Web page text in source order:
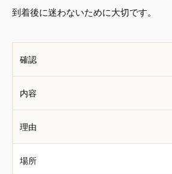
到着後に迷わないために大切です。
確認
内容
理由
場所